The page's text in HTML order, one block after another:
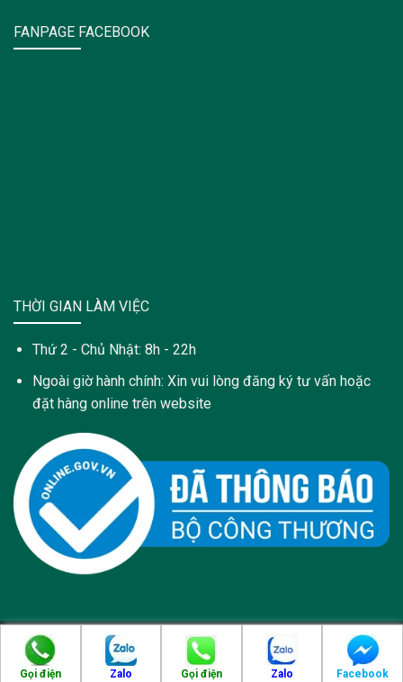
Gọi điện Zalo Gọi điện Zalo Facebook
FANPAGE FACEBOOK
THỜI GIAN LÀM VIỆC
Thứ 2 - Chủ Nhật: 8h - 22h
Ngoài giờ hành chính: Xin vui lòng đăng ký tư vấn hoặc
đặt hàng online trên website
Copyright 2021 © Trang web này được sở hữu và quản lý bởi:
Công Ty Cổ Phần Dược Phẩm PyLoRa - pylora.com